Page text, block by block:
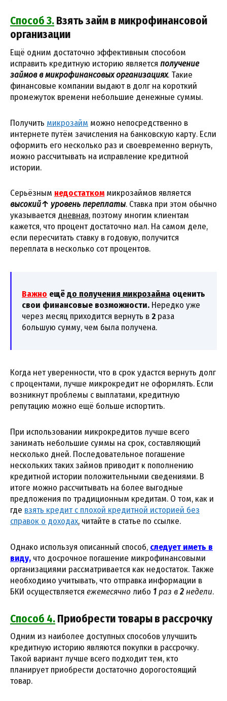
Способ 3.Взять займ в микрофинансовой
организации
Ещё одним достаточно эффективным способом
исправить кредитную историю является получение
займов в микрофинансовых организациях. Такие
финансовые компании выдают в долг на короткий
промежуток времени небольшие денежные суммы.
Получить микрозайм можно непосредственно в
интернете путём зачисления на банковскую карту. Если
оформить его несколько раз и своевременно вернуть,
можно рассчитывать на исправление кредитной
истории.
Серьёзным недостатком микрозаймов является
высокий↑ уровень переплаты. Ставка при этом обычно
указывается дневная, поэтому многим клиентам
кажется, что процент достаточно мал. На самом деле,
если пересчитать ставку в годовую, получится
переплата в несколько сот процентов.
Важно ещёдо получения микрозайма оценить
свои финансовые возможности. Нередко уже
через месяц приходится вернуть в2 раза
большую сумму, чем была получена.
Когда нет уверенности, что в срок удастся вернуть долг
с процентами, лучше микрокредит не оформлять. Если
возникнут проблемы с выплатами, кредитную
репутацию можно ещё больше испортить.
При использовании микрокредитов лучше всего
занимать небольшие суммы на срок, составляющий
несколько дней. Последовательное погашение
нескольких таких займов приводит к пополнению
кредитной истории положительными сведениями. В
итоге можно рассчитывать на более выгодные
предложения по традиционным кредитам. О том, как и
где взять кредит с плохой кредитной историей без
справок о доходах, читайте в статье по ссылке.
Однако используя описанный способ, следует иметь в
виду, что досрочное погашение микрофинансовыми
организациями рассматривается как недостаток. Также
необходимо учитывать, что отправка информации в
БКИ осуществляется ежемесячнолибо 1раз в2недели.
Способ 4.Приобрести товары в рассрочку
Одним из наиболее доступных способов улучшить
кредитную историю являются покупки в рассрочку.
Такой вариант лучше всего подходит тем, кто
планирует приобрести достаточно дорогостоящий
товар.